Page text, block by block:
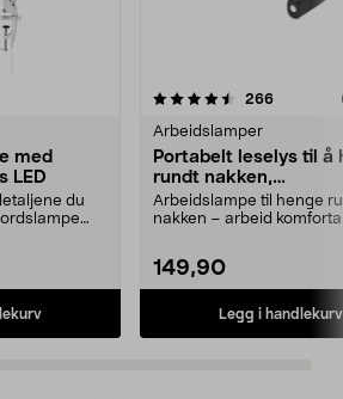
med
LED
du
266
Arbeidslamper
Portabelt leselys til å
rundt nakken,
håndarbeidslampe
Arbeidslampe til henge
nakken – arbeid
149,90
Legg i handlekurv
4.5 av 5 stjerner